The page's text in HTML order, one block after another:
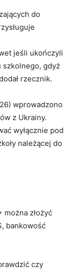
do
jeśli ukończyli
szkolnego, gdyż
rzecznik.
wprowadzono
z Ukrainy.
wyłącznie pod
należącej do
złożyć
bankowość
czy